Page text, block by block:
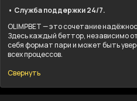
• Служба поддержки 24/7.
OLIMPBET — это сочетание
Здесь каждый беттор, независимо
себя формат пари и может быть
всех процессов.
Свернуть